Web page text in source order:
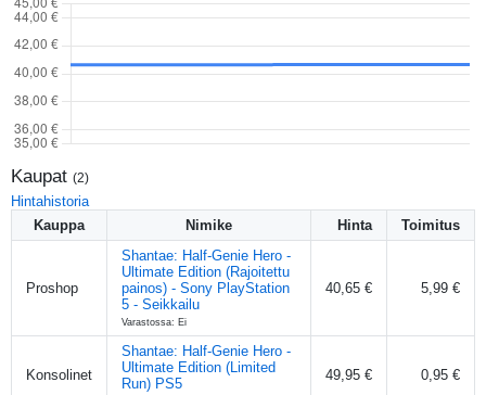
Kaupat (2)
Hintahistoria
Kauppa
Nimike Hinta Toimitus
Proshop
Shantae: Half-Genie Hero -
Ultimate Edition (Rajoitettu
painos) - Sony PlayStation
5 - Seikkailu
Varastossa: Ei
40,65 € 5,99 €
Konsolinet
Shantae: Half-Genie Hero -
Ultimate Edition (Limited
Run) PS5
49,95 € 0,95 €